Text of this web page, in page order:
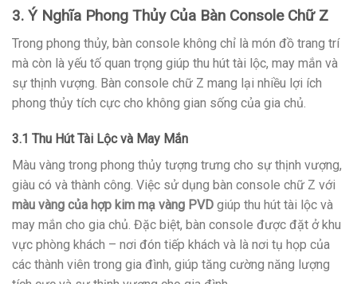
3. Ý Nghĩa Phong Thủy Của Bàn Console Chữ Z
Trong phong thủy, bàn console không chỉ là món đồ trang trí
mà còn là yếu tố quan trọng giúp thu hút tài lộc, may mắn và
sự thịnh vượng. Bàn console chữ Z mang lại nhiều lợi ích
phong thủy tích cực cho không gian sống của gia chủ.
3.1 Thu Hút Tài Lộc và May Mắn
Màu vàng trong phong thủy tượng trưng cho sự thịnh vượng,
giàu có và thành công. Việc sử dụng bàn console chữ Z với
màu vàng của hợp kim mạ vàng PVD giúp thu hút tài lộc và
may mắn cho gia chủ. Đặc biệt, bàn console được đặt ở khu
vực phòng khách – nơi đón tiếp khách và là nơi tụ họp của
các thành viên trong gia đình, giúp tăng cường năng lượng